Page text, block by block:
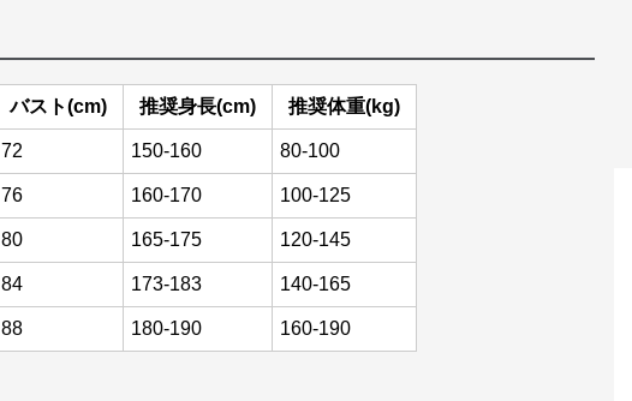
バスト(cm) 推奨身長(cm) 推奨体重(kg)
72 150-160 80-100
76 160-170 100-125
80 165-175 120-145
84 173-183 140-165
88 180-190 160-190